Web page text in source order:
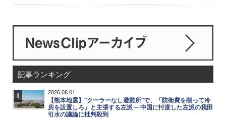
記事ランキング
1 2026.08.01
【熊本地震】"クーラーなし避難所"で、「防衛費を削って冷
房を設置しろ」と主張する左派 ─ 中国に忖度した左派の我田
引水の議論に批判殺到